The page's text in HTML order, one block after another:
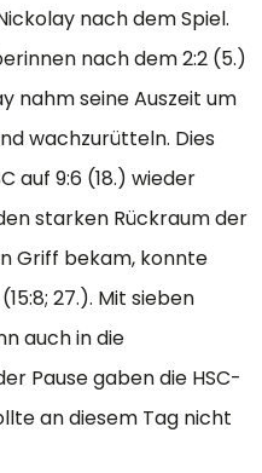
nach dem Spiel.
nach dem 2:2 (5.)
nahm seine Auszeit um
wachzurütteln. Dies
auf 9:6 (18.) wieder
starken Rückraum der
Griff bekam, konnte
27.). Mit sieben
auch in die
Pause gaben die HSC-
an diesem Tag nicht